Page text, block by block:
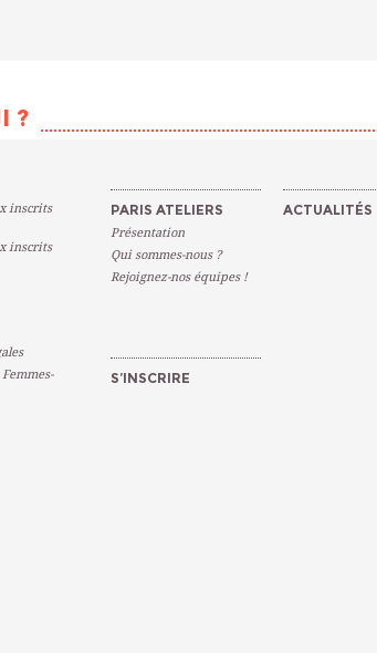
?
inscrits
inscrits
PARIS ATELIERS
Présentation
Qui sommes-nous ?
Rejoignez-nos équipes !
ACTUALITÉS
S’INSCRIRE